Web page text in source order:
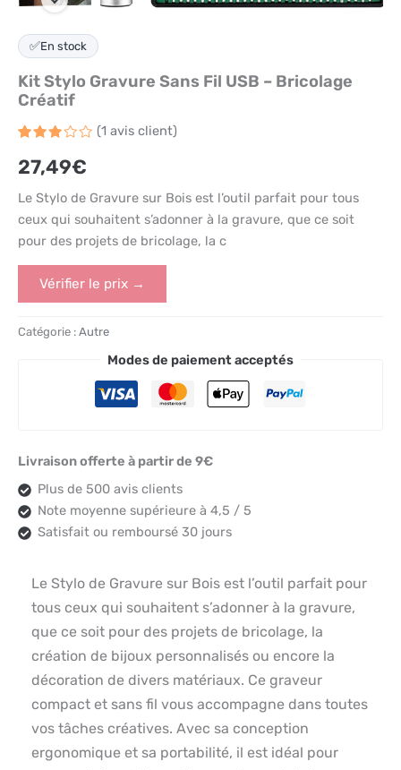
✅En stock
Kit Stylo Gravure Sans Fil USB – Bricolage
Créatif
3
sur
basé
notation
client
(1 avis client)
27,49€
Le Stylo de Gravure sur Bois est l’outil parfait pour tous
ceux qui souhaitent s’adonner à la gravure, que ce soit
pour des projets de bricolage, la c
Vérifier le prix →
Catégorie : Autre
Modes de paiement acceptés
Livraison offerte à partir de 9€
Plus de 500 avis clients
Note moyenne supérieure à 4,5 / 5
Satisfait ou remboursé 30 jours
Le Stylo de Gravure sur Bois est l’outil parfait pour
tous ceux qui souhaitent s’adonner à la gravure,
que ce soit pour des projets de bricolage, la
création de bijoux personnalisés ou encore la
décoration de divers matériaux. Ce graveur
compact et sans fil vous accompagne dans toutes
vos tâches créatives. Avec sa conception
ergonomique et sa portabilité, il est idéal pour